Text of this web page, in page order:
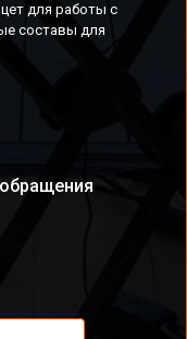
для работы с
составы для